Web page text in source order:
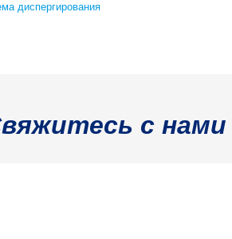
диспергирования
с нами